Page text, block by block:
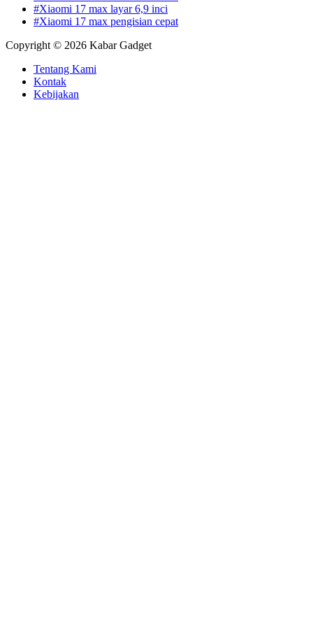
#Xiaomi 17 max layar 6,9 inci
#Xiaomi 17 max pengisian cepat
Copyright © 2026 Kabar Gadget
Tentang Kami
Kontak
Kebijakan